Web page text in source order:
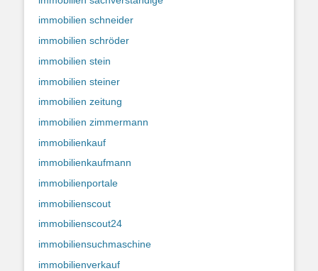
immobilien schneider
immobilien schröder
immobilien stein
immobilien steiner
immobilien zeitung
immobilien zimmermann
immobilienkauf
immobilienkaufmann
immobilienportale
immobilienscout
immobilienscout24
immobiliensuchmaschine
immobilienverkauf